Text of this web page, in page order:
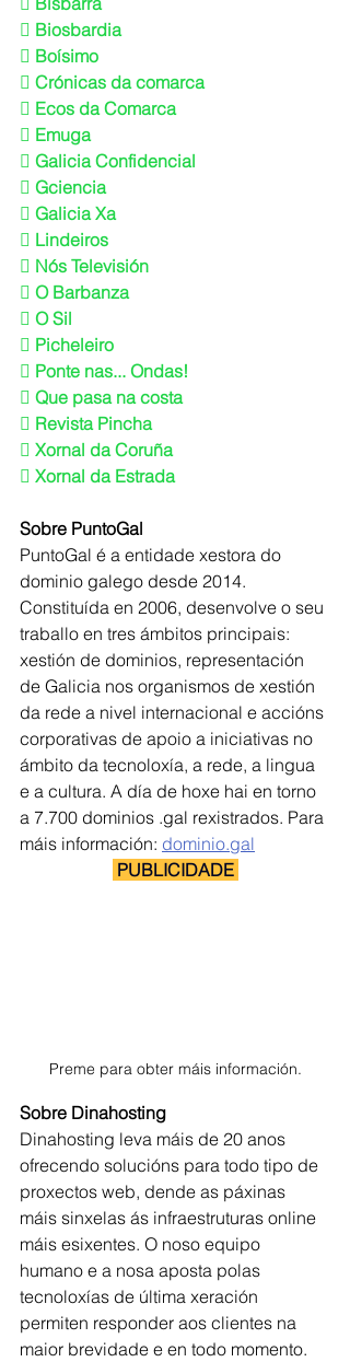
 Biosbardia
 Boísimo
 Crónicas da comarca
 Ecos da Comarca
 Emuga
 Galicia Confidencial
 Gciencia
 Galicia Xa
 Lindeiros
 Nós Televisión
 O Barbanza
 O Sil
 Picheleiro
 Ponte nas... Ondas!
 Que pasa na costa
 Revista Pincha
 Xornal da Coruña
 Xornal da Estrada
Sobre PuntoGal
PuntoGal é a entidade xestora do
dominio galego desde 2014.
Constituída en 2006, desenvolve o seu
traballo en tres ámbitos principais:
xestión de dominios, representación
de Galicia nos organismos de xestión
da rede a nivel internacional e accións
corporativas de apoio a iniciativas no
ámbito da tecnoloxía, a rede, a lingua
e a cultura. A día de hoxe hai en torno
a 7.700 dominios .gal rexistrados. Para
máis información: dominio.gal
PUBLICIDADE
Preme para obter máis información.
Sobre Dinahosting
Dinahosting leva máis de 20 anos
ofrecendo solucións para todo tipo de
proxectos web, dende as páxinas
máis sinxelas ás infraestruturas online
máis esixentes. O noso equipo
humano e a nosa aposta polas
tecnoloxías de última xeración
permiten responder aos clientes na
maior brevidade e en todo momento.